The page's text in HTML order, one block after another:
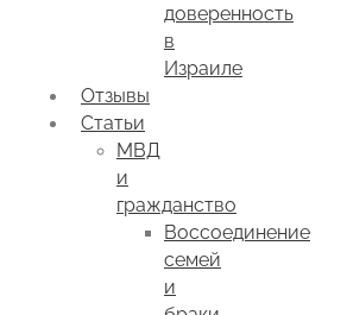
доверенность
в
Израиле
Отзывы
Статьи
МВД
и
гражданство
Воссоединение
семей
и